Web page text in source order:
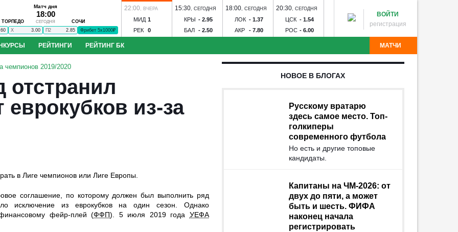
Матч дня
ТОРПЕДО
18:00
СЕГОДНЯ СОЧИ
X 3.00 П2 2.85 Фрибет 5х1000₽
22:00 , ВЧЕРА
МИД 1
РЕК
0
15:30, СЕГОДНЯ
КРЫ - 2.95
БАЛ
- 2.50
18:00, СЕГОДНЯ
ЛОК - 1.37
АКР
- 7.80
20:30, СЕГОДНЯ
ЦСК - 1.54
РОС - 6.00
-1.60
6.20
ВОЙТИ
регистрация
Угадай футболиста
Конкурс ЧМ-2026
РЕЙТИНГИ МАТЧИ
РЕЙТИНГ БК
- Сочи ЦСКА - Ростов Спартак - Краснодар Рубин - Оренбург Факел - Ахмат
Калуга - Искра Химик - Носта
Иртыш - Сатурн Спартак-Нальчик - Алания
Ильпар - Сокол Ижевск - Торпедо
ЦСКА - Факел Ростов - Рубин Краснодар - Ахмат
НОВОЕ В БЛОГАХ
Русскому вратарю
здесь самое место. Топ-
голкиперы
современного футбола
Но есть и другие топовые
кандидаты.
Капитаны на ЧМ-2026: от
двух до пяти, а может
быть и шесть. ФИФА
наконец начала
регистрировать
чемпионов 2019/2020
еврокубков из-за
в Лиге чемпионов или Лиге Европы.
соглашение, по которому должен был выполнить ряд
исключение из еврокубков на один сезон. Однако
фейр-плей (ФФП). 5 июля 2019 года УЕФА